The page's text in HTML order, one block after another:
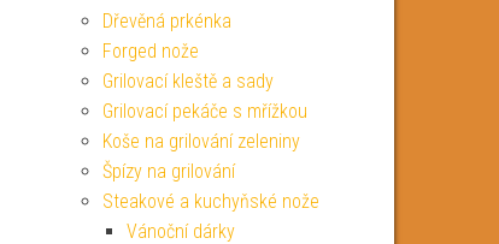
Dřevěná prkénka
Forged nože
Grilovací kleště a sady
Grilovací pekáče s mřížkou
Koše na grilování zeleniny
Špízy na grilování
Steakové a kuchyňské nože
Vánoční dárky